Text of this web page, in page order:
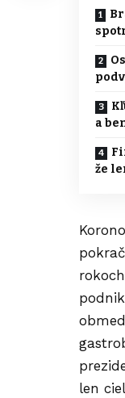
a
že
len